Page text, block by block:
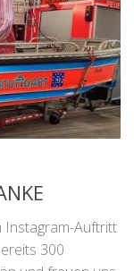
Instagram-Auftritt
300